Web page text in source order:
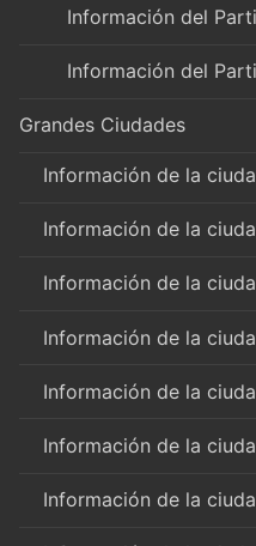
Información del
Información del
Grandes Ciudades
Información de la
Información de la
Información de la
Información de la
Información de la
Información de la
Información de la